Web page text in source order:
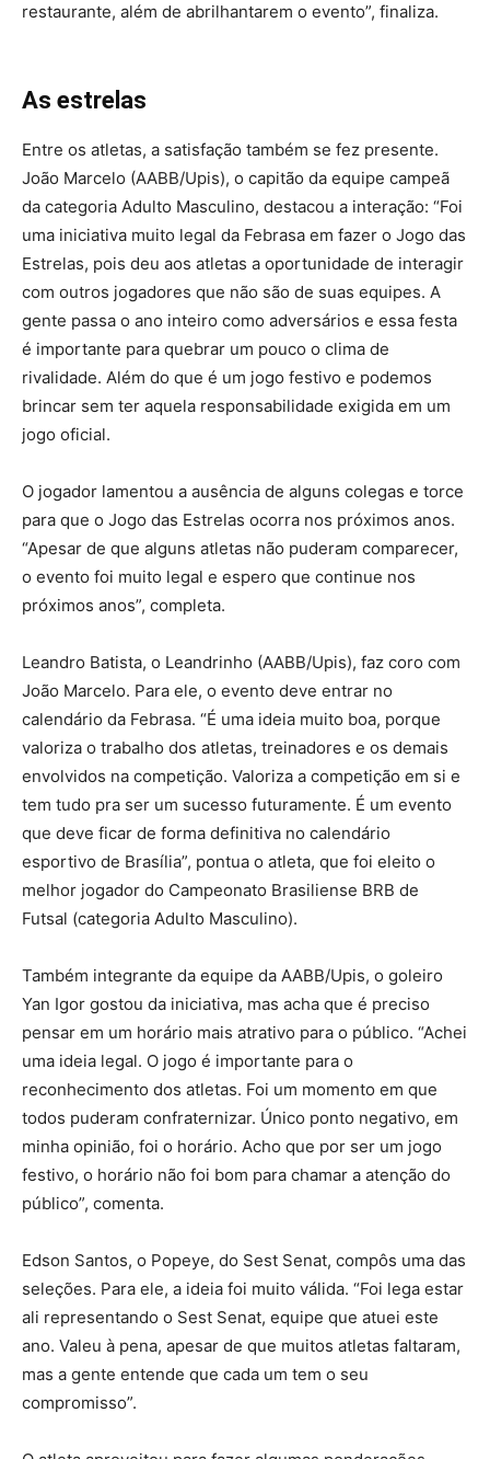
restaurante, além de abrilhantarem o evento”, finaliza.
As estrelas
Entre os atletas, a satisfação também se fez presente.
João Marcelo (AABB/Upis), o capitão da equipe campeã
da categoria Adulto Masculino, destacou a interação: “Foi
uma iniciativa muito legal da Febrasa em fazer o Jogo das
Estrelas, pois deu aos atletas a oportunidade de interagir
com outros jogadores que não são de suas equipes. A
gente passa o ano inteiro como adversários e essa festa
é importante para quebrar um pouco o clima de
rivalidade. Além do que é um jogo festivo e podemos
brincar sem ter aquela responsabilidade exigida em um
jogo oficial.
O jogador lamentou a ausência de alguns colegas e torce
para que o Jogo das Estrelas ocorra nos próximos anos.
“Apesar de que alguns atletas não puderam comparecer,
o evento foi muito legal e espero que continue nos
próximos anos”, completa.
Leandro Batista, o Leandrinho (AABB/Upis), faz coro com
João Marcelo. Para ele, o evento deve entrar no
calendário da Febrasa. “É uma ideia muito boa, porque
valoriza o trabalho dos atletas, treinadores e os demais
envolvidos na competição. Valoriza a competição em si e
tem tudo pra ser um sucesso futuramente. É um evento
que deve ficar de forma definitiva no calendário
esportivo de Brasília”, pontua o atleta, que foi eleito o
melhor jogador do Campeonato Brasiliense BRB de
Futsal (categoria Adulto Masculino).
Também integrante da equipe da AABB/Upis, o goleiro
Yan Igor gostou da iniciativa, mas acha que é preciso
pensar em um horário mais atrativo para o público. “Achei
uma ideia legal. O jogo é importante para o
reconhecimento dos atletas. Foi um momento em que
todos puderam confraternizar. Único ponto negativo, em
minha opinião, foi o horário. Acho que por ser um jogo
festivo, o horário não foi bom para chamar a atenção do
público”, comenta.
Edson Santos, o Popeye, do Sest Senat, compôs uma das
seleções. Para ele, a ideia foi muito válida. “Foi lega estar
ali representando o Sest Senat, equipe que atuei este
ano. Valeu à pena, apesar de que muitos atletas faltaram,
mas a gente entende que cada um tem o seu
compromisso”.